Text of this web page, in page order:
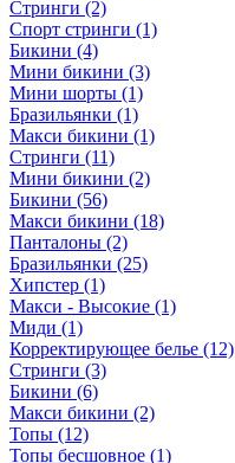
Стринги (2)
Спорт стринги (1)
Бикини (4)
Мини бикини (3)
Мини шорты (1)
Бразильянки (1)
Макси бикини (1)
Стринги (11)
Мини бикини (2)
Бикини (56)
Макси бикини (18)
Панталоны (2)
Бразильянки (25)
Хипстер (1)
Макси - Высокие (1)
Миди (1)
Корректирующее белье (12)
Стринги (3)
Бикини (6)
Макси бикини (2)
Топы (12)
Топы бесшовное (1)